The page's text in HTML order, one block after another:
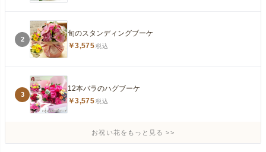
2
旬のスタンディングブーケ
￥3,575税込
3
12本バラのハグブーケ
￥3,575税込
お祝い花をもっと見る